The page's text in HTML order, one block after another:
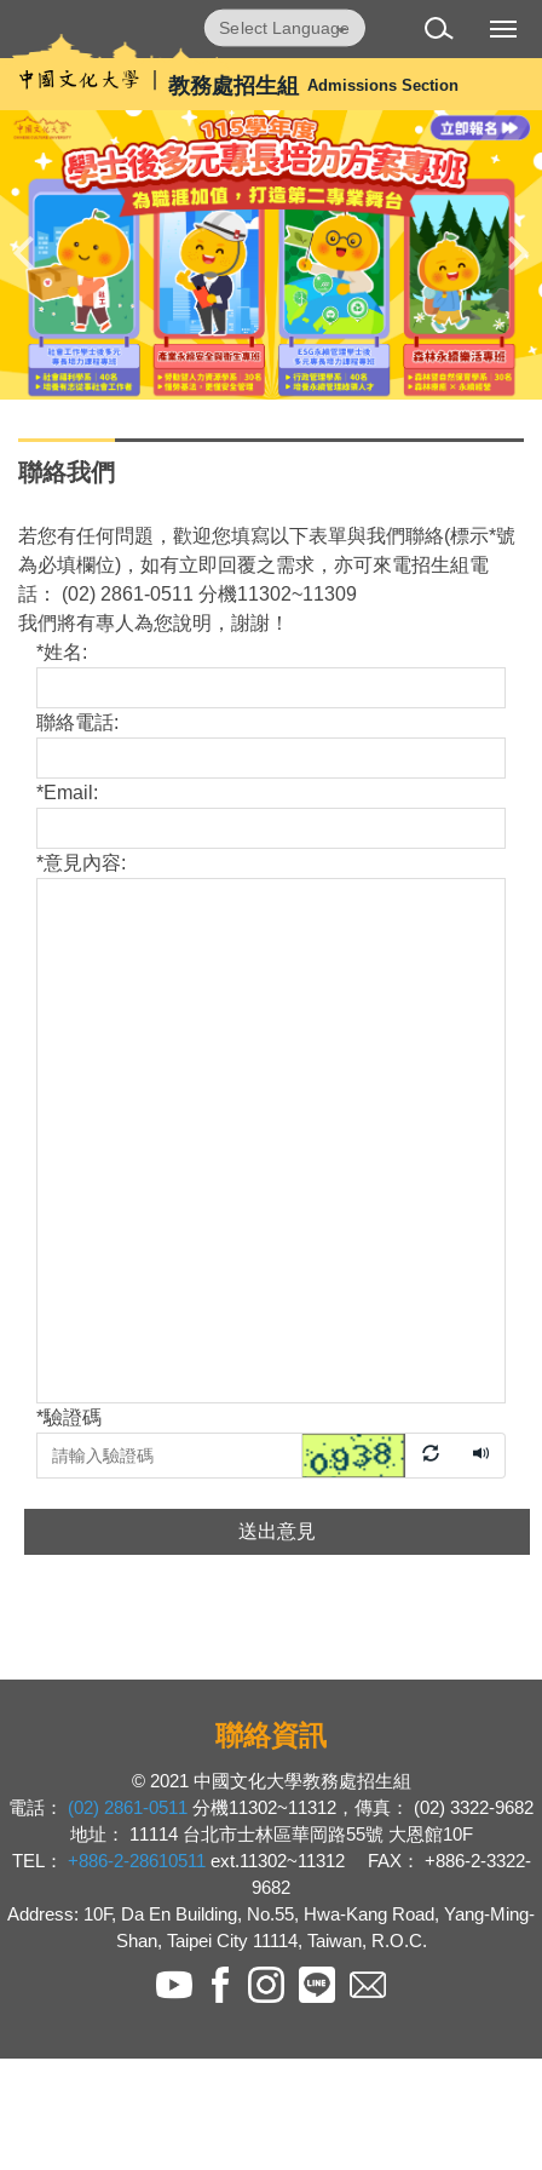
到
主
要
內
區
教務處招生組 Admissions Section
Translate
聯絡我們
若您有任何問題，歡迎您填寫以下表單與我們聯絡(標示*號
為必填欄位)，如有立即回覆之需求，亦可來電招生組電
話： (02) 2861-0511 分機11302~11309
我們將有專人為您說明，謝謝！
*姓名:
聯絡電話:
*Email:
*意見內容:
*驗證碼
送出意見
聯絡資訊
© 2021 中國文化大學教務處招生組
電話：
(02) 2861-0511 分機11302~11312，傳真： (02) 3322-9682
地址： 11114 台北市士林區華岡路55號 大恩館10F
TEL： +886-2-28610511 ext.11302~11312 FAX： +886-2-3322-
9682
Address: 10F, Da En Building, No.55, Hwa-Kang Road, Yang-Ming-
Shan, Taipei City 11114, Taiwan, R.O.C.